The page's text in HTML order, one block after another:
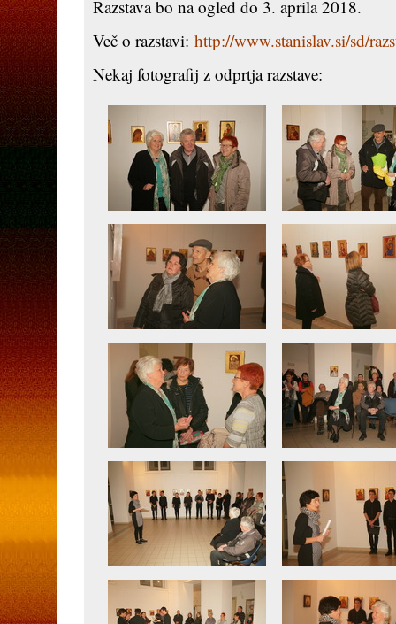
Razstava bo na ogled do 3. aprila 2018.
Več o razstavi: http://www.stanislav.si/sd/
Nekaj fotografij z odprtja razstave: